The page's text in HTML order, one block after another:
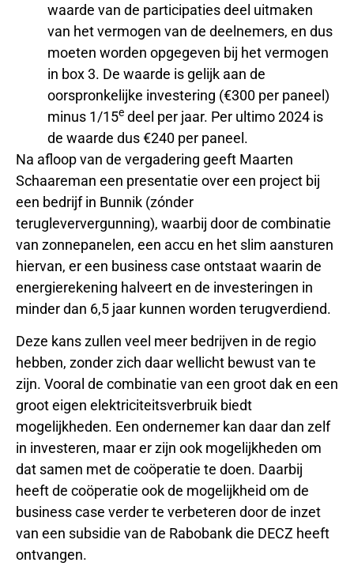
waarde van de participaties deel uitmaken
van het vermogen van de deelnemers, en dus
moeten worden opgegeven bij het vermogen
in box 3. De waarde is gelijk aan de
oorspronkelijke investering (€300 per paneel)
minus 1/15e deel per jaar. Per ultimo 2024 is
de waarde dus €240 per paneel.
Na afloop van de vergadering geeft Maarten
Schaareman een presentatie over een project bij
een bedrijf in Bunnik (zónder
terugleververgunning), waarbij door de combinatie
van zonnepanelen, een accu en het slim aansturen
hiervan, er een business case ontstaat waarin de
energierekening halveert en de investeringen in
minder dan 6,5 jaar kunnen worden terugverdiend.
Deze kans zullen veel meer bedrijven in de regio
hebben, zonder zich daar wellicht bewust van te
zijn. Vooral de combinatie van een groot dak en een
groot eigen elektriciteitsverbruik biedt
mogelijkheden. Een ondernemer kan daar dan zelf
in investeren, maar er zijn ook mogelijkheden om
dat samen met de coöperatie te doen. Daarbij
heeft de coöperatie ook de mogelijkheid om de
business case verder te verbeteren door de inzet
van een subsidie van de Rabobank die DECZ heeft
ontvangen.